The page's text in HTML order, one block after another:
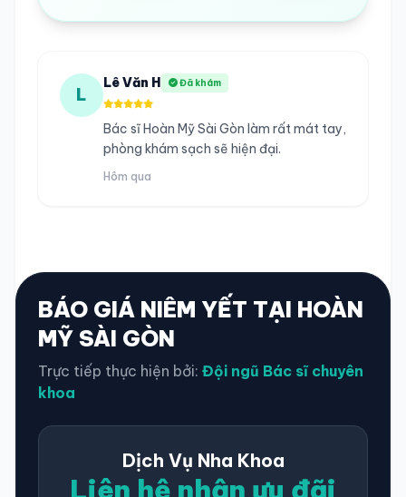
L
Lê Văn H Đã khám
Bác sĩ Hoàn Mỹ Sài Gòn làm rất mát tay,
phòng khám sạch sẽ hiện đại.
Hôm qua
BÁO GIÁ NIÊM YẾT TẠI HOÀN
MỸ SÀI GÒN
Trực tiếp thực hiện bởi: Đội ngũ Bác sĩ chuyên
khoa
Dịch Vụ Nha Khoa
Liên hệ nhận ưu đãi